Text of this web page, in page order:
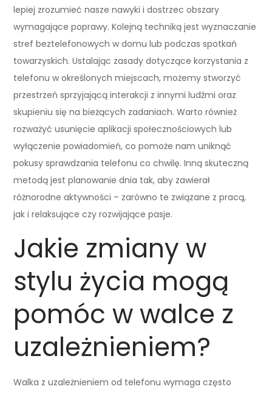
lepiej zrozumieć nasze nawyki i dostrzec obszary
wymagające poprawy. Kolejną techniką jest wyznaczanie
stref beztelefonowych w domu lub podczas spotkań
towarzyskich. Ustalając zasady dotyczące korzystania z
telefonu w określonych miejscach, możemy stworzyć
przestrzeń sprzyjającą interakcji z innymi ludźmi oraz
skupieniu się na bieżących zadaniach. Warto również
rozważyć usunięcie aplikacji społecznościowych lub
wyłączenie powiadomień, co pomoże nam uniknąć
pokusy sprawdzania telefonu co chwilę. Inną skuteczną
metodą jest planowanie dnia tak, aby zawierał
różnorodne aktywności – zarówno te związane z pracą,
jak i relaksujące czy rozwijające pasje.
Jakie zmiany w
stylu życia mogą
pomóc w walce z
uzależnieniem?
Walka z uzależnieniem od telefonu wymaga często